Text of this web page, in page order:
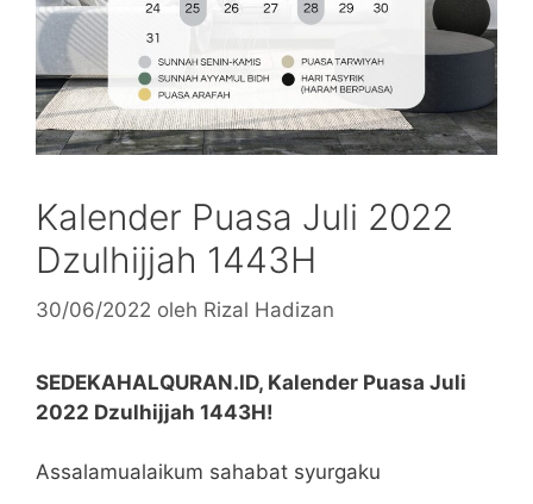
Kalender Puasa Juli 2022
Dzulhijjah 1443H
30/06/2022 oleh Rizal Hadizan
SEDEKAHALQURAN.ID, Kalender Puasa Juli
2022 Dzulhijjah 1443H!
Assalamualaikum sahabat syurgaku